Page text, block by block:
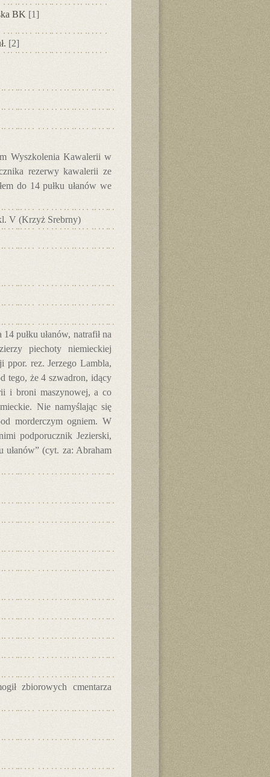
BK [1]
[2]
Wyszkolenia Kawalerii w
rezerwy kawalerii ze
do 14 pułku ułanów we
V (Krzyż Srebrny)
pułku ułanów, natrafił na
piechoty niemieckiej
ppor. rez. Jerzego Lambla,
tego, że 4 szwadron, idący
i broni maszynowej, a co
Nie namyślając się
morderczym ogniem. W
podporucznik Jezierski,
ułanów” (cyt. za: Abraham
zbiorowych cmentarza